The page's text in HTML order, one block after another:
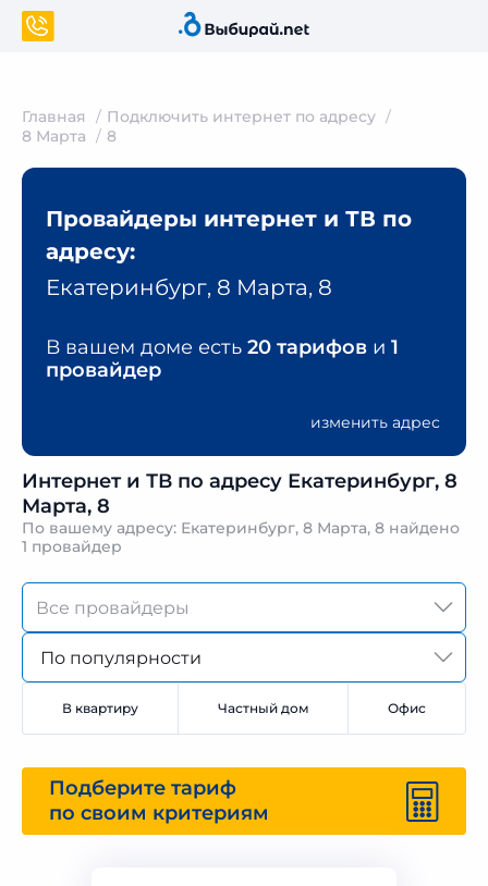
Главная
Подключить интернет по адресу
8 Марта
8
изменить адрес
Провайдеры интернет и ТВ по
адресу:
Екатеринбург, 8 Марта, 8
В вашем доме есть 20 тарифов и 1
провайдер
Интернет и ТВ по адресу Екатеринбург, 8
Марта, 8
По вашему адресу: Екатеринбург, 8 Марта, 8 найдено
1 провайдер
По популярности
В квартиру Частный дом Офис
Подберите тариф
по своим критериям